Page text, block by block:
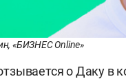
«БИЗНЕС Online»
о Даку в